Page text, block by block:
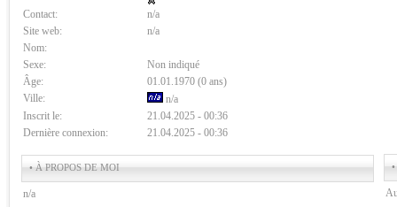
Contact:
n/a
Site web:
n/a
Nom:
Sexe:
Non indiqué
Âge:
01.01.1970 (0 ans)
Ville:
n/a
Inscrit le:
21.04.2025 - 00:36
Dernière connexion:
21.04.2025 - 00:36
• À PROPOS DE MOI
n/a
•